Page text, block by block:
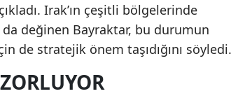
Irak’ın çeşitli bölgelerinde
değinen Bayraktar, bu durumun
de stratejik önem taşıdığını söyledi.